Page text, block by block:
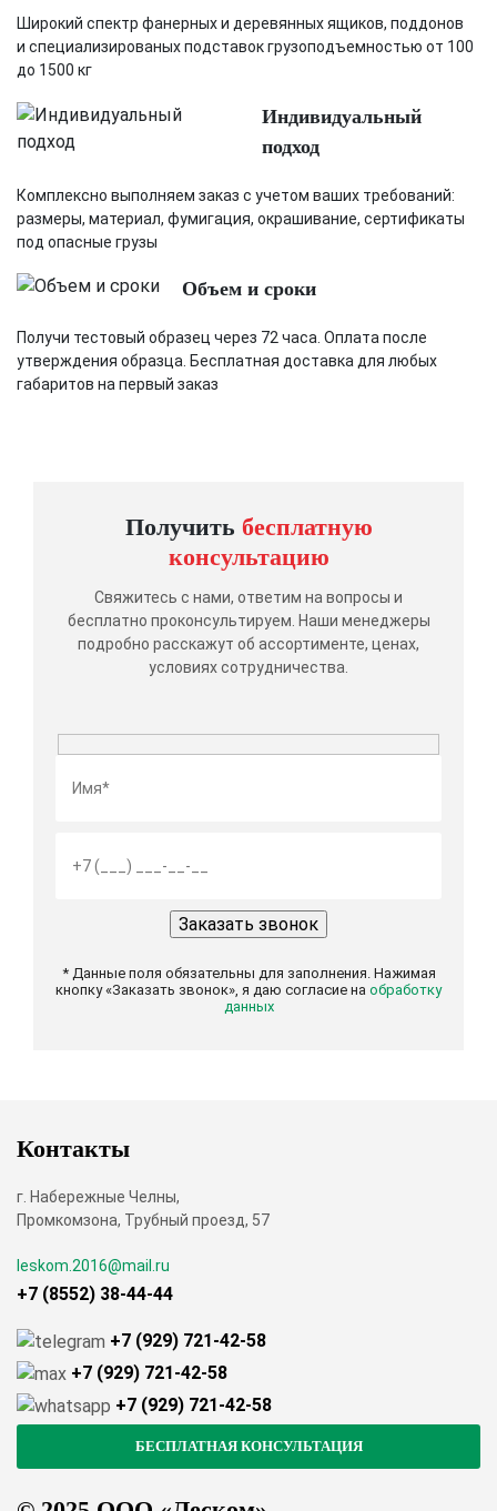
Широкий спектр фанерных и деревянных ящиков, поддонов
и специализированых подставок грузоподъемностью от 100
до 1500 кг
Индивидуальный
подход
Комплексно выполняем заказ с учетом ваших требований:
размеры, материал, фумигация, окрашивание, сертификаты
под опасные грузы
Объем и сроки
Получи тестовый образец через 72 часа. Оплата после
утверждения образца. Бесплатная доставка для любых
габаритов на первый заказ
Получить бесплатную
консультацию
Свяжитесь с нами, ответим на вопросы и
бесплатно проконсультируем. Наши менеджеры
подробно расскажут об ассортименте, ценах,
условиях сотрудничества.
* Данные поля обязательны для заполнения. Нажимая
кнопку «Заказать звонок», я даю согласие на обработку
данных
Контакты
г. Набережные Челны,
Промкомзона, Трубный проезд, 57
leskom.2016@mail.ru
+7 (8552) 38-44-44
+7 (929) 721-42-58
+7 (929) 721-42-58
+7 (929) 721-42-58